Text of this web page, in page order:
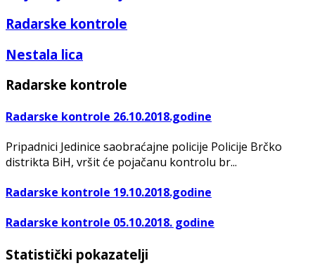
Radarske kontrole
Nestala lica
Radarske kontrole
Radarske kontrole 26.10.2018.godine
Pripadnici Jedinice saobraćajne policije Policije Brčko
distrikta BiH, vršit će pojačanu kontrolu br...
Radarske kontrole 19.10.2018.godine
Radarske kontrole 05.10.2018. godine
Statistički pokazatelji